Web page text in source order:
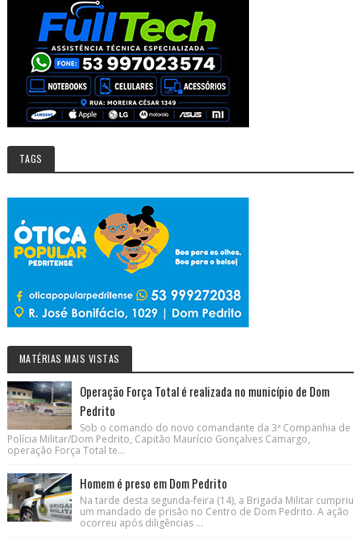
TAGS
MATÉRIAS MAIS VISTAS
Operação Força Total é realizada no município de Dom
Pedrito
Sob o comando do novo comandante da 3ª Companhia de
Polícia Militar/Dom Pedrito, Capitão Maurício Gonçalves Camargo,
operação Força Total te...
Homem é preso em Dom Pedrito
Na tarde desta segunda-feira (14), a Brigada Militar cumpriu
um mandado de prisão no Centro de Dom Pedrito. A ação
ocorreu após diligências ...